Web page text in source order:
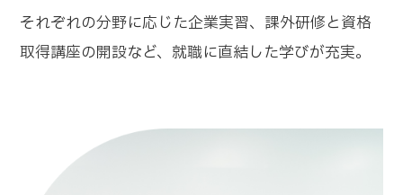
それぞれの分野に応じた企業実習、課外研修と資格
取得講座の開設など、就職に直結した学びが充実。